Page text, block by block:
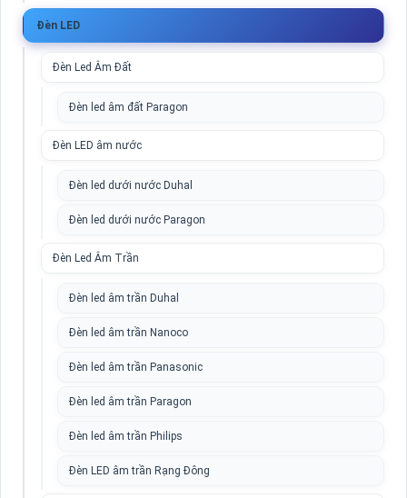
Đèn LED
Đèn Led Âm Đất
Đèn led âm đất Paragon
Đèn LED âm nước
Đèn led dưới nước Duhal
Đèn led dưới nước Paragon
Đèn Led Âm Trần
Đèn led âm trần Duhal
Đèn led âm trần Nanoco
Đèn led âm trần Panasonic
Đèn led âm trần Paragon
Đèn led âm trần Philips
Đèn LED âm trần Rạng Đông